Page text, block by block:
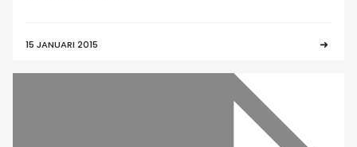
15 JANUARI 2015